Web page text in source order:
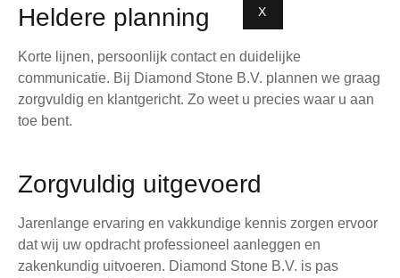
X
Heldere planning
Korte lijnen, persoonlijk contact en duidelijke
communicatie. Bij Diamond Stone B.V. plannen we graag
zorgvuldig en klantgericht. Zo weet u precies waar u aan
toe bent.
Zorgvuldig uitgevoerd
Jarenlange ervaring en vakkundige kennis zorgen ervoor
dat wij uw opdracht professioneel aanleggen en
zakenkundig uitvoeren. Diamond Stone B.V. is pas